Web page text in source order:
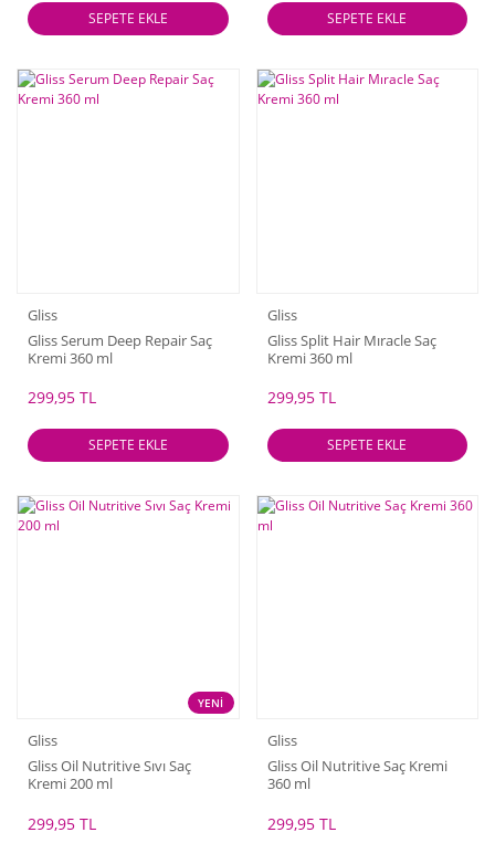
SEPETE EKLE SEPETE EKLE
Gliss
Gliss Serum Deep Repair Saç
Kremi 360 ml
299,95 TL
SEPETE EKLE
Gliss
Gliss Split Hair Mıracle Saç
Kremi 360 ml
299,95 TL
SEPETE EKLE
YENİ
Gliss
Gliss Oil Nutritive Sıvı Saç
Kremi 200 ml
299,95 TL
Gliss
Gliss Oil Nutritive Saç Kremi
360 ml
299,95 TL